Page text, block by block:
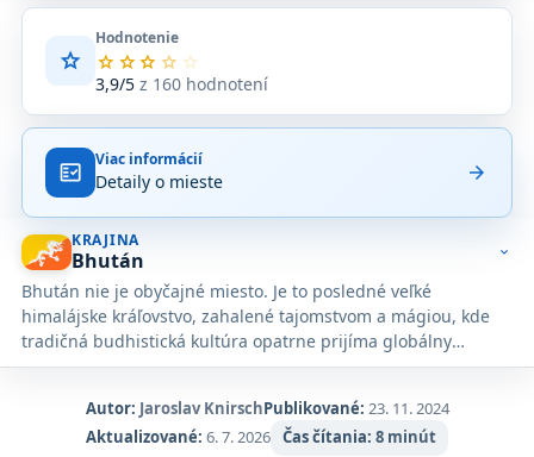
star
Hodnotenie
star star star star star
3,9/5z 160 hodnotení
Priemerné
hodnotenie
z
na
základe
160
hodnotení
na
Google
Maps.
fact_check Viac informácií
Detaily o mieste arrow_forward
KRAJINA
Bhután
Bhután nie je obyčajné miesto. Je to posledné veľké
himalájske kráľovstvo, zahalené tajomstvom a mágiou, kde
tradičná budhistická kultúra opatrne prijíma globálny
pokrok.
expand_more
Autor: Jaroslav KnirschPublikované: 23. 11. 2024
Aktualizované: 6. 7. 2026 Čas čítania: 8 minút